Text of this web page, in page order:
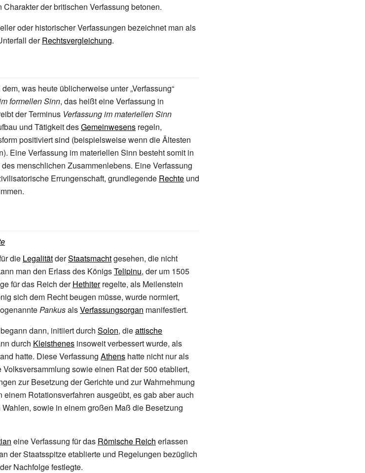
der britischen Verfassung betonen.
oder historischer Verfassungen bezeichnet man als
derRechtsvergleichung.
was heute üblicherweise unter „Verfassung“
formellen Sinn, das heißt eine Verfassung in
der Terminus Verfassung im materiellen Sinn
und Tätigkeit desGemeinwesens regeln,
positiviert sind (beispielsweise wenn die Ältesten
Eine Verfassung im materiellen Sinn besteht somit in
menschlichen Zusammenlebens. Eine Verfassung
Errungenschaft, grundlegende Rechte und
die LegalitätderStaatsmachtgesehen, die nicht
man den Erlass des KönigsTelipinu, der um 1505
für das Reich derHethiterregelte, als Meilenstein
sich dem Recht beugen müsse, wurde normiert,
PankusalsVerfassungsorgan manifestiert.
dann, initiiert durch Solon, dieattische
durch Kleisthenes insoweit verbessert wurde, als
hatte. Diese Verfassung Athens hatte nicht nur als
sowie einen Rat der 500 etabliert,
zur Besetzung der Gerichte und zur Wahrnehmung
Rotationsverfahren ausgeübt, es gab aber auch
sowie in einem großen Maß die Besetzung
eine Verfassung für das Römische Reich erlassen
der Staatsspitze etablierte und Regelungen bezüglich
Nachfolge festlegte.